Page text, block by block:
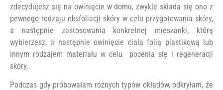
zdecydujesz się na owinięcie w domu, zwykle składa się ono z
pewnego rodzaju eksfoliacji skóry w celu przygotowania skóry,
a następnie zastosowania konkretnej mieszanki, którą
wybierzesz, a następnie owinięcie ciała folią plastikową lub
innym rodzajem materiału w celu pocenia się i regeneracji
skóry.
Podczas gdy próbowałam różnych typów okładów, odkryłam, że